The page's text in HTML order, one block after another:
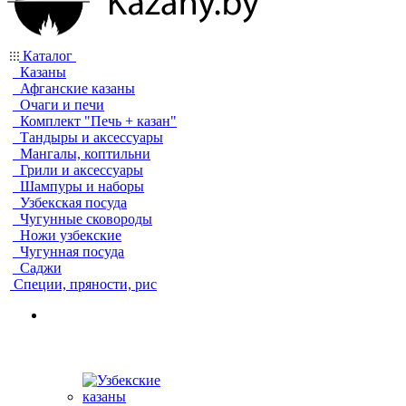
Каталог
Казаны
Афганские казаны
Очаги и печи
Комплект "Печь + казан"
Тандыры и аксессуары
Мангалы, коптильни
Грили и аксессуары
Шампуры и наборы
Узбекская посуда
Чугунные сковороды
Ножи узбекские
Чугунная посуда
Саджи
Специи, пряности, рис